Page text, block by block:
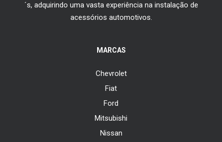
´s, adquirindo uma vasta experiência na instalação de
acessórios automotivos.
MARCAS
Chevrolet
Fiat
Ford
Mitsubishi
Nissan